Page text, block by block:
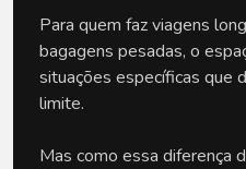
Para quem faz viagens
bagagens pesadas, o
situações específicas que
limite.
Mas como essa diferença